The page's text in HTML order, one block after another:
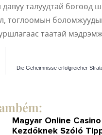
талуудтай бөгөөд
тоглоомын
таатай
Die Geheimnisse erfolgreicher
Magyar Online
Kezdőknek Szóló